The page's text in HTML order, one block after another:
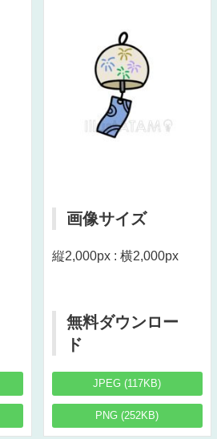
画像サイズ
縦2,000px : 横2,000px
無料ダウンロー
ド
JPEG (117KB)
PNG (252KB)